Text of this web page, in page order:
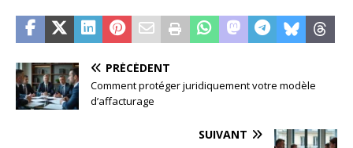
PRÉCÉDENT
Comment protéger juridiquement votre modèle
d’affacturage
SUIVANT